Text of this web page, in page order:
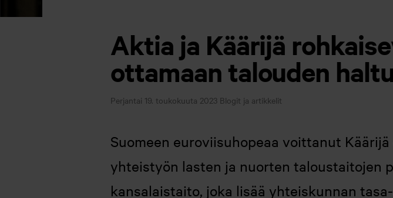
Aktia ja Käärijä
ottamaan talouden
Perjantai 19. toukokuuta 2023 Blogit ja artikkelit
Suomeen euroviisuhopeaa voittanut
yhteistyön lasten ja nuorten taloustaitojen
kansalaistaito, joka lisää yhteiskunnan